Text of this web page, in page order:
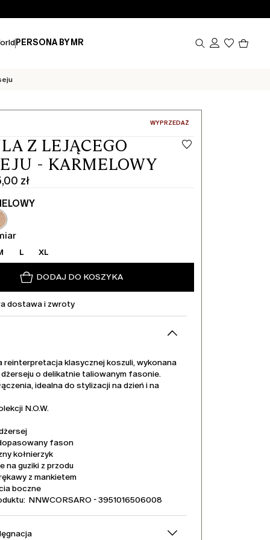
PERSONA BY MR
:WYPRZEDAŻ
Z LEJĄCEGO
- KARMELOWY
zł
L XL
DODAJ DO KOSZYKA
dostawa i zwroty
reinterpretacja klasycznej koszuli, wykonana
dżerseju o delikatnie taliowanym fasonie.
idealna do stylizacji na dzień i na
N.O.W.
fason
kołnierzyk
na guziki z przodu
z mankietem
boczne
NNWCORSARO - 3951016506008